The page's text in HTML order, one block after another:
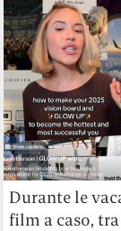
Durante le
film a caso,